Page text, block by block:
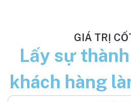
GIÁ TRỊ
Lấy sự
khách hàng